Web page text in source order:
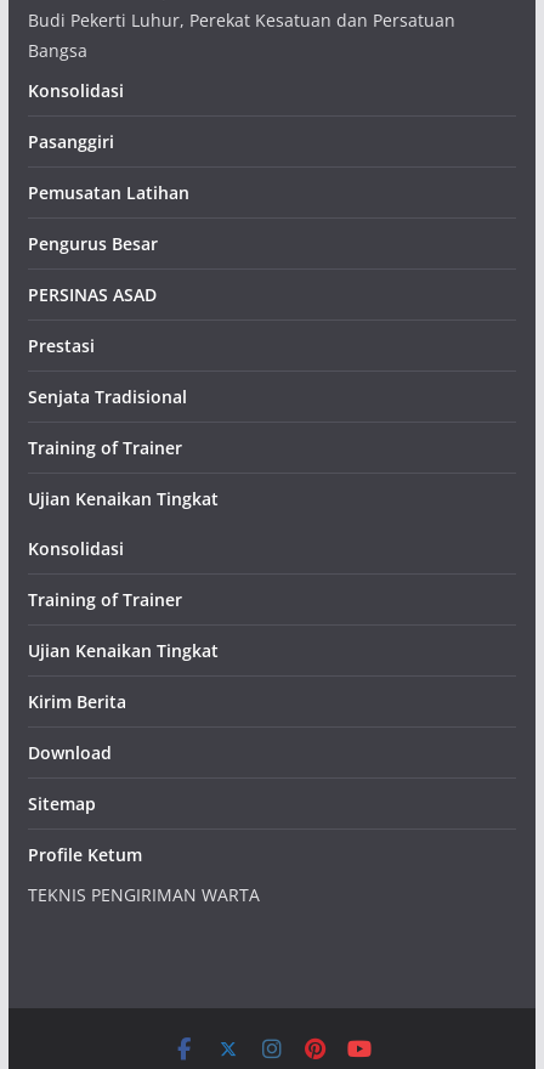
Budi Pekerti Luhur, Perekat Kesatuan dan Persatuan
Bangsa
Konsolidasi
Pasanggiri
Pemusatan Latihan
Pengurus Besar
PERSINAS ASAD
Prestasi
Senjata Tradisional
Training of Trainer
Ujian Kenaikan Tingkat
Konsolidasi
Training of Trainer
Ujian Kenaikan Tingkat
Kirim Berita
Download
Sitemap
Profile Ketum
TEKNIS PENGIRIMAN WARTA